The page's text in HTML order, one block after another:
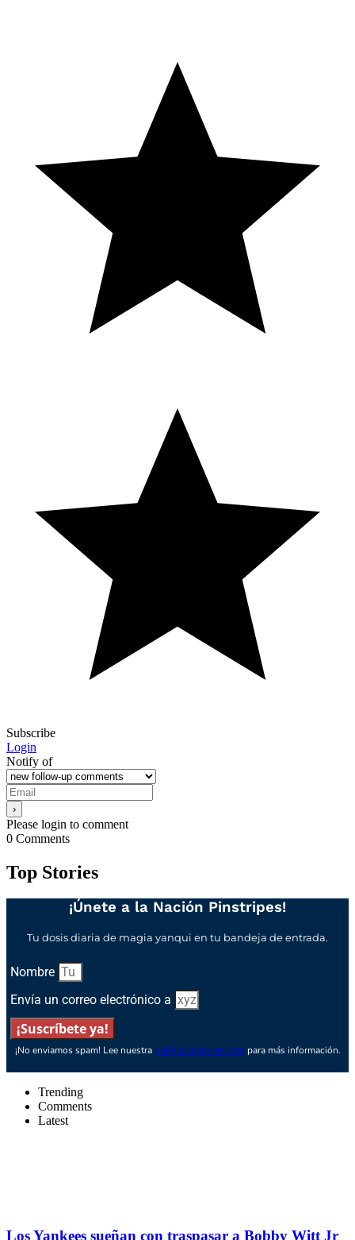
Subscribe
Login
Notify of
Please login to comment
0 Comments
Top Stories
¡Únete a la Nación Pinstripes!
Tu dosis diaria de magia yanqui en tu bandeja de entrada.
Nombre
Envía un correo electrónico a
¡Suscríbete ya!
¡No enviamos spam! Lee nuestra política de privacidad para más información.
Trending
Comments
Latest
Los Yankees sueñan con traspasar a Bobby Witt Jr